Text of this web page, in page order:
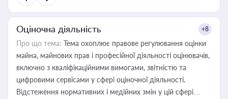
Оціночна діяльність +8
Про що тема: Тема охоплює правове регулювання оцінки
майна, майнових прав і професійної діяльності оцінювачів,
включно з кваліфікаційними вимогами, звітністю та
цифровими сервісами у сфері оціночної діяльності.
Відстеження нормативних і медійних змін у цій сфері